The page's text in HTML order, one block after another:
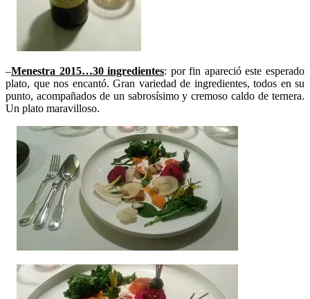
–Menestra 2015…30 ingredientes: por fin apareció este esperado
plato, que nos encantó. Gran variedad de ingredientes, todos en su
punto, acompañados de un sabrosísimo y cremoso caldo de ternera.
Un plato maravilloso.